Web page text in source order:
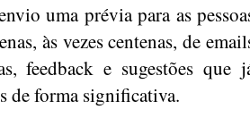
uma prévia para as
às vezes centenas, de
feedback e sugestões que
de forma significativa.